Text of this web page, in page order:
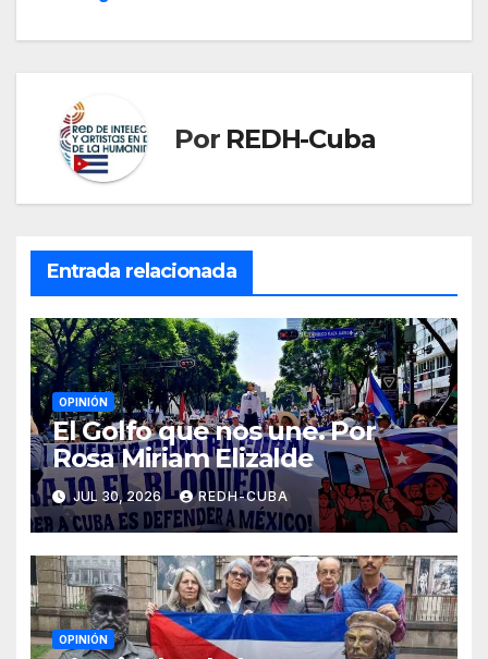
entradas
Por REDH-Cuba
Entrada relacionada
OPINIÓN
El Golfo que nos une. Por
Rosa Miriam Elizalde
JUL 30, 2026 REDH-CUBA
OPINIÓN